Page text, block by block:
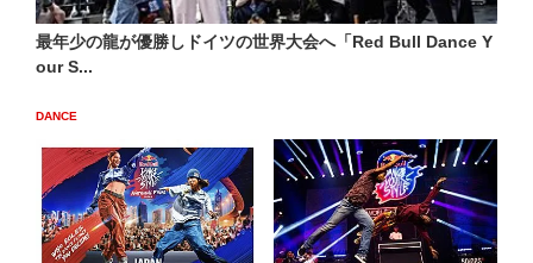
最年少の龍が優勝しドイツの世界大会へ「Red Bull Dance Y
our S...
DANCE